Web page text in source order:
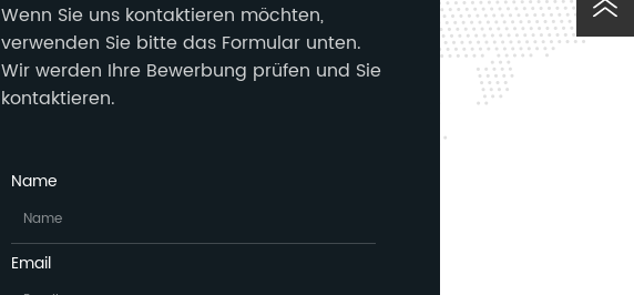
Wenn Sie uns kontaktieren möchten,
verwenden Sie bitte das Formular unten.
Wir werden Ihre Bewerbung prüfen und Sie
kontaktieren.
Name
Email